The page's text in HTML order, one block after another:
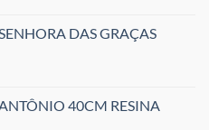
DAS GRAÇAS
40CM RESINA